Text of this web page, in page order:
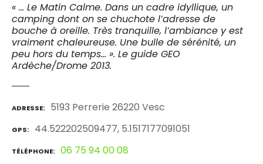
« … Le Matin Calme. Dans un cadre idyllique, un
camping dont on se chuchote l’adresse de
bouche à oreille. Très tranquille, l’ambiance y est
vraiment chaleureuse. Une bulle de sérénité, un
peu hors du temps… ». Le guide GEO
Ardèche/Drome 2013.
ADRESSE 5193 Perrerie 26220 Vesc
GPS 44.522202509477, 5.1517177091051
TÉLÉPHONE 06 75 94 00 08